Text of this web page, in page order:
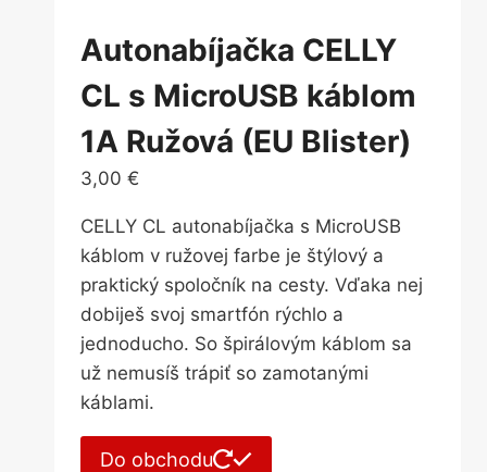
Autonabíjačka CELLY
CL s MicroUSB káblom
1A Ružová (EU Blister)
3,00 €
CELLY CL autonabíjačka s MicroUSB
káblom v ružovej farbe je štýlový a
praktický spoločník na cesty. Vďaka nej
dobiješ svoj smartfón rýchlo a
jednoducho. So špirálovým káblom sa
už nemusíš trápiť so zamotanými
káblami.
Do obchodu